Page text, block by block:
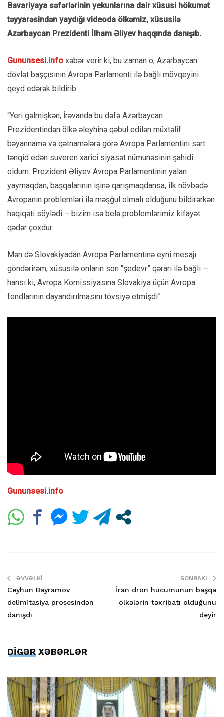
Bavariyaya səfərlərinin yekunlarına dair xüsusi hökumət
təyyarəsindən yaydığı videoda ölkəmiz, xüsusilə
Azərbaycan Prezidenti İlham Əliyev haqqında danışıb.
Gununsesi.info xəbər verir ki, bu zaman o, Azərbaycan
dövlət başçısının Avropa Parlamenti ilə bağlı mövqeyini
qeyd edərək bildirib:
“Yeri gəlmişkən, İrəvanda bu dəfə Azərbaycan
Prezidentindən ölkə əleyhinə qəbul edilən müxtəlif
bəyannamə və qətnamələrə görə Avropa Parlamentini sərt
tənqid edən suveren xarici siyasət nümunəsinin şahidi
oldum. Prezident Əliyev Avropa Parlamentinin yalan
yaymaqdan, başqalarının işinə qarışmaqdansa, ilk növbədə
Avropanın problemləri ilə məşğul olmalı olduğunu bildirərkən
həqiqəti söylədi – bizim isə belə problemlərimiz kifayət
qədər çoxdur.
Mən də Slovakiyadan Avropa Parlamentinə eyni mesajı
göndərirəm, xüsusilə onların son “şedevr” qərarı ilə bağlı —
hansı ki, Avropa Komissiyasına Slovakiya üçün Avropa
fondlarının dayandırılmasını tövsiyə etmişdi”.
Gununsesi.info
ƏVVƏLKI
Ceyhun Bayramov
delimitasiya prosesindən
danışdı
SONRAKI
İran dron hücumunun başqa
ölkələrin təxribatı olduğunu
deyir
DİGƏR XƏBƏRLƏR